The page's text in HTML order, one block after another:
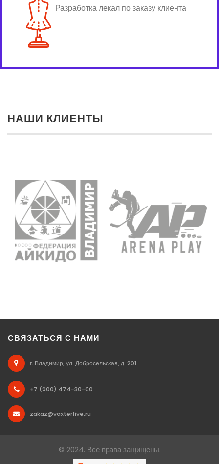
Разработка лекал по заказу клиента
НАШИ КЛИЕНТЫ
СВЯЗАТЬСЯ С НАМИ
г. Владимир, ул. Добросельская, д. 201
+7 (900) 474-30-00
zakaz@vaxterfive.ru
© 2024. Все права защищены.